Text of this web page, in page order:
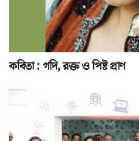
কবিতা : গদি, রক্ত ও পিষ্ট প্রাণ